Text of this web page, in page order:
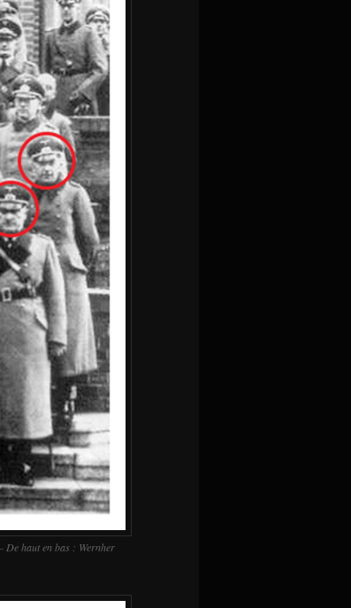
De haut en bas : Wernher